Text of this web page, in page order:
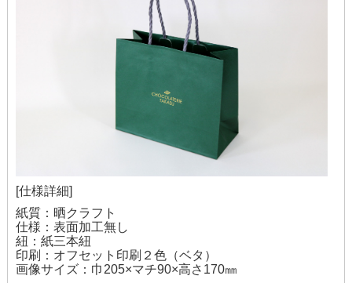
[仕様詳細]
紙質：晒クラフト
仕様：表面加工無し
紐：紙三本紐
印刷：オフセット印刷２色（ベタ）
画像サイズ：巾205×マチ90×高さ170㎜